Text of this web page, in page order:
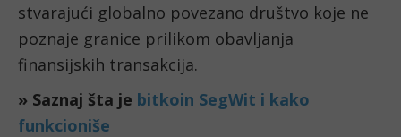
stvarajući globalno povezano društvo koje ne
poznaje granice prilikom obavljanja
finansijskih transakcija.
» Saznaj šta je bitkoin SegWit i kako
funkcioniše